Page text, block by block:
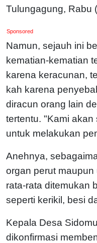
Tulungagung, Rabu
Sponsored
Namun, sejauh ini
kematian-kematian
karena keracunan,
kah karena
diracun orang lain
tertentu. "Kami akan
untuk melakukan
Anehnya,
organ perut
rata-rata ditemukan
seperti kerikil, besi
Kepala Desa
dikonfirmasi